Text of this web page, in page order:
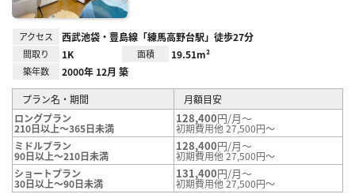
アクセス 西武池袋・豊島線「練馬高野台駅」徒歩27分
間取り 1K 面積 19.51m²
築年数 2000年 12月 築
プラン名・期間
月額目安
ロングプラン
210日以上～365日未満
128,400円/月～
初期費用他 27,500円～
ミドルプラン
90日以上～210日未満
128,400円/月～
初期費用他 27,500円～
ショートプラン
30日以上～90日未満
131,400円/月～
初期費用他 27,500円～